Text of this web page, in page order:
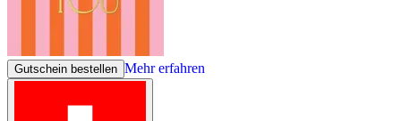
Gutschein bestellen Mehr erfahren